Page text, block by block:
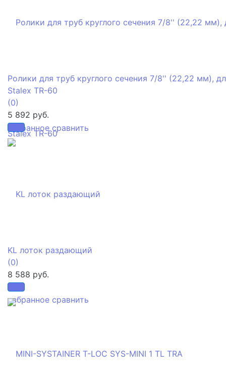
избранное сравнить
Ролики для труб круглого сечения 7/8'' (22,22 мм),
Stalex TR-60
(0)
5 892 руб.
избранное сравнить
KL лоток раздающий
(0)
8 588 руб.